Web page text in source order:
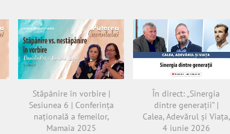
Stăpânire în vorbire |
Sesiunea 6 | Conferința
națională a femeilor,
Mamaia 2025
În direct: „Sinergia
dintre generații” |
Calea, Adevărul și Viața,
4 iunie 2026